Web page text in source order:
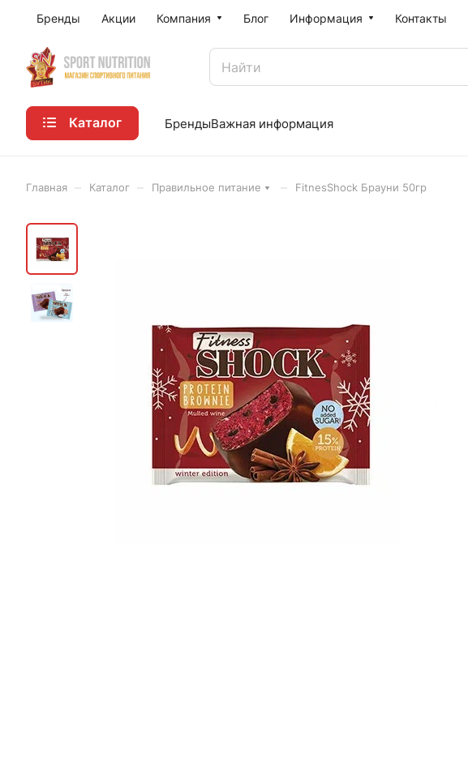
Бренды Акции Компания Блог Информация Контакты
Каталог БрендыВажная информация
Главная Каталог Правильное питание FitnesShock Брауни 50гр